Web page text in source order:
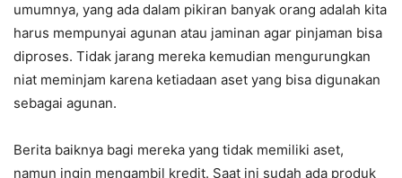
umumnya, yang ada dalam pikiran banyak orang adalah kita
harus mempunyai agunan atau jaminan agar pinjaman bisa
diproses. Tidak jarang mereka kemudian mengurungkan
niat meminjam karena ketiadaan aset yang bisa digunakan
sebagai agunan.
Berita baiknya bagi mereka yang tidak memiliki aset,
namun ingin mengambil kredit. Saat ini sudah ada produk